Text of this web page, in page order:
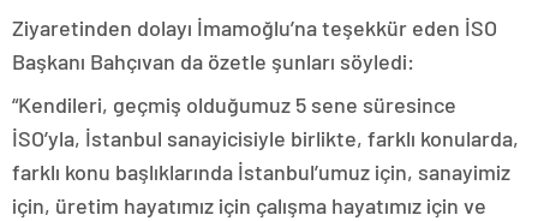
Ziyaretinden dolayı İmamoğlu’na teşekkür eden İSO
Başkanı Bahçıvan da özetle şunları söyledi:
“Kendileri, geçmiş olduğumuz 5 sene süresince
İSO’yla, İstanbul sanayicisiyle birlikte, farklı konularda,
farklı konu başlıklarında İstanbul’umuz için, sanayimiz
için, üretim hayatımız için çalışma hayatımız için ve